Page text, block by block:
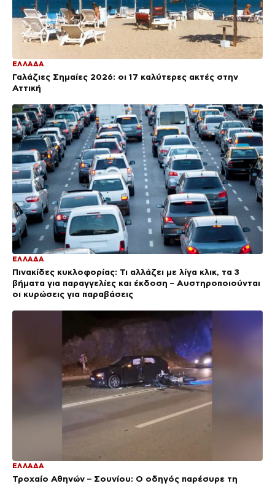
ΕΛΛΑΔΑ
Γαλάζιες Σημαίες 2026: οι 17 καλύτερες ακτές στην
Αττική
ΕΛΛΑΔΑ
Πινακίδες κυκλοφορίας: Τι αλλάζει με λίγα κλικ, τα 3
βήματα για παραγγελίες και έκδοση – Αυστηροποιούνται
οι κυρώσεις για παραβάσεις
ΕΛΛΑΔΑ
Τροχαίο Αθηνών – Σουνίου: Ο οδηγός παρέσυρε τη